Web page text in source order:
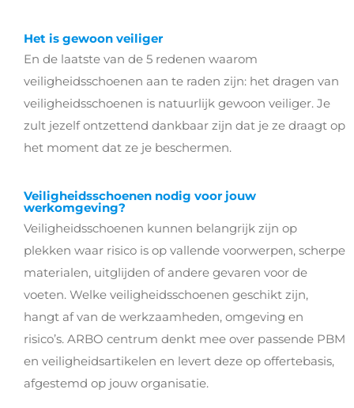
Het is gewoon veiliger
En de laatste van de 5 redenen waarom
veiligheidsschoenen aan te raden zijn: het dragen van
veiligheidsschoenen is natuurlijk gewoon veiliger. Je
zult jezelf ontzettend dankbaar zijn dat je ze draagt op
het moment dat ze je beschermen.
Veiligheidsschoenen nodig voor jouw
werkomgeving?
Veiligheidsschoenen kunnen belangrijk zijn op
plekken waar risico is op vallende voorwerpen, scherpe
materialen, uitglijden of andere gevaren voor de
voeten. Welke veiligheidsschoenen geschikt zijn,
hangt af van de werkzaamheden, omgeving en
risico’s. ARBO centrum denkt mee over passende PBM
en veiligheidsartikelen en levert deze op offertebasis,
afgestemd op jouw organisatie.